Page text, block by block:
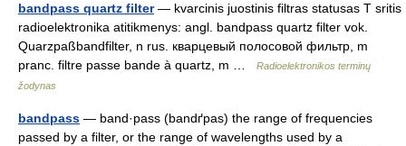
bandpass quartz filter— kvarcinis juostinis filtras statusas T sritis
radioelektronika atitikmenys: angl. bandpass quartz filter vok.
Quarzpaßbandfilter, n rus. кварцевый полосовой фильтр, m
pranc. filtre passe bande à quartz, m …
Radioelektronikos terminų
žodynas
bandpass — band·pass (bandґpas) the range of frequencies
passed by a filter, or the range of wavelengths used by a